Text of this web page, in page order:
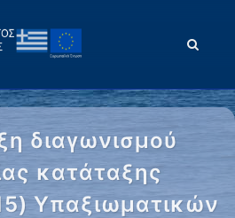
διαγωνισμού
κατάταξης
Υπαξιωματικών